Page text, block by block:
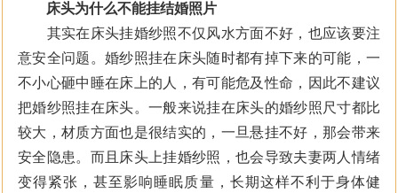
床头为什么不能挂结婚照片
其实在床头挂婚纱照不仅风水方面不好，也应该要注
意安全问题。婚纱照挂在床头随时都有掉下来的可能，一
不小心砸中睡在床上的人，有可能危及性命，因此不建议
把婚纱照挂在床头。一般来说挂在床头的婚纱照尺寸都比
较大，材质方面也是很结实的，一旦悬挂不好，那会带来
安全隐患。而且床头上挂婚纱照，也会导致夫妻两人情绪
变得紧张，甚至影响睡眠质量，长期这样不利于身体健